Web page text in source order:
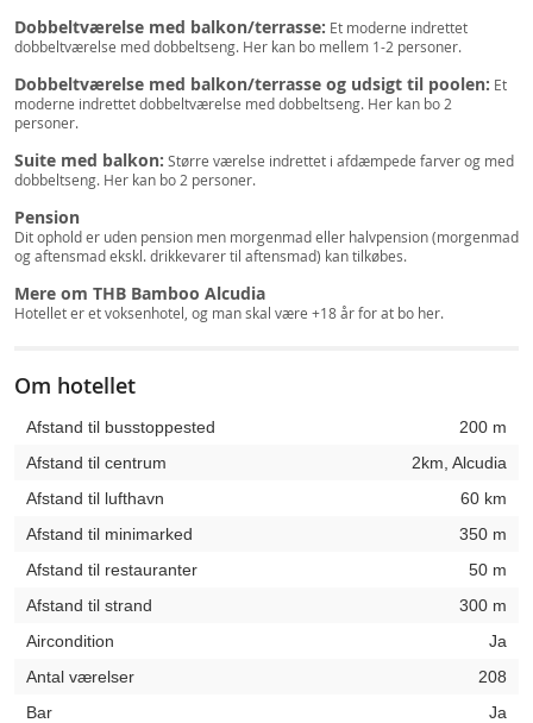
Dobbeltværelse med balkon/terrasse: Et moderne indrettet
dobbeltværelse med dobbeltseng. Her kan bo mellem 1-2 personer.
Dobbeltværelse med balkon/terrasse og udsigt til poolen: Et
moderne indrettet dobbeltværelse med dobbeltseng. Her kan bo 2
personer.
Suite med balkon: Større værelse indrettet i afdæmpede farver og med
dobbeltseng. Her kan bo 2 personer.
Pension
Dit ophold er uden pension men morgenmad eller halvpension (morgenmad
og aftensmad ekskl. drikkevarer til aftensmad) kan tilkøbes.
Mere om THB Bamboo Alcudia
Hotellet er et voksenhotel, og man skal være +18 år for at bo her.
Om hotellet
Afstand til busstoppested
200 m
Afstand til centrum
2km, Alcudia
Afstand til lufthavn
60 km
Afstand til minimarked
350 m
Afstand til restauranter
50 m
Afstand til strand
300 m
Aircondition
Ja
Antal værelser
208
Bar
Ja